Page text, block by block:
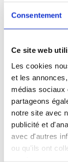
Consentement
Ce site web
Les cookies
et les
médias sociaux
partageons
notre site avec
publicité et
avec d'autres
ou qu'ils ont
- Enduit d'une
- Facile à fixer à
Emballage:Euroblister
EAN: 5714122283078
Catégories associées:
LIVRAISON
7 % DE RÉDUCTION